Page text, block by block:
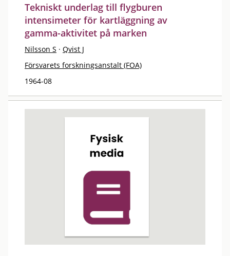
Tekniskt underlag till flygburen
intensimeter för kartläggning av
gamma-aktivitet på marken
Nilsson S · Qvist J
Försvarets forskningsanstalt (FOA)
1964-08